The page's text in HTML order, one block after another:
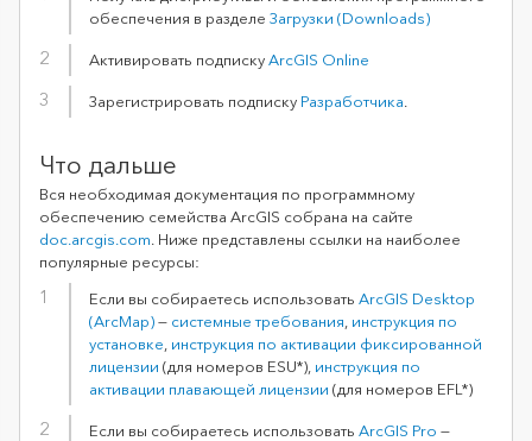
обеспечения в разделе Загрузки (Downloads)
Активировать подпискуArcGIS Online
Зарегистрировать подписку Разработчика
Что дальше
Вся необходимая документация по программному
обеспечению семейства ArcGIS собрана на сайте
doc.arcgis.com . Ниже представлены сcылки на наиболее
популярные ресурсы:
Если вы собираетесь использовать ArcGIS Desktop
(ArcMap)— системные требования инструкция по
установке инструкция по активации фиксированной
лицензии (для номеров ESU*), инструкция по
активации плавающей лицензии (для номеров EFL*)
Если вы собираетесь использовать ArcGIS Pro —